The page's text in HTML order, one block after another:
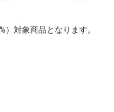
対象商品となります。